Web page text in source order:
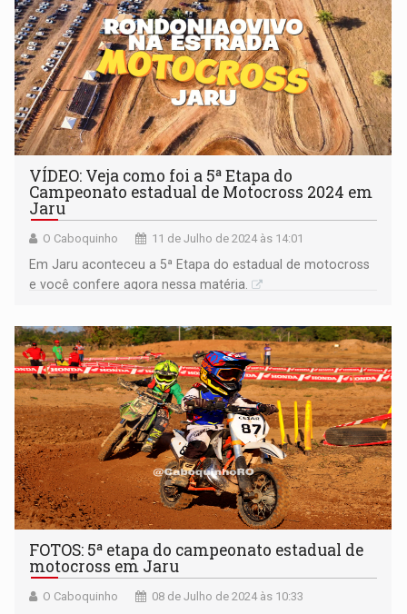
VÍDEO: Veja como foi a 5ª Etapa do
Campeonato estadual de Motocross 2024 em
Jaru
O Caboquinho 11 de Julho de 2024 às 14:01
Em Jaru aconteceu a 5ª Etapa do estadual de motocross
e você confere agora nessa matéria.
FOTOS: 5ª etapa do campeonato estadual de
motocross em Jaru
O Caboquinho 08 de Julho de 2024 às 10:33